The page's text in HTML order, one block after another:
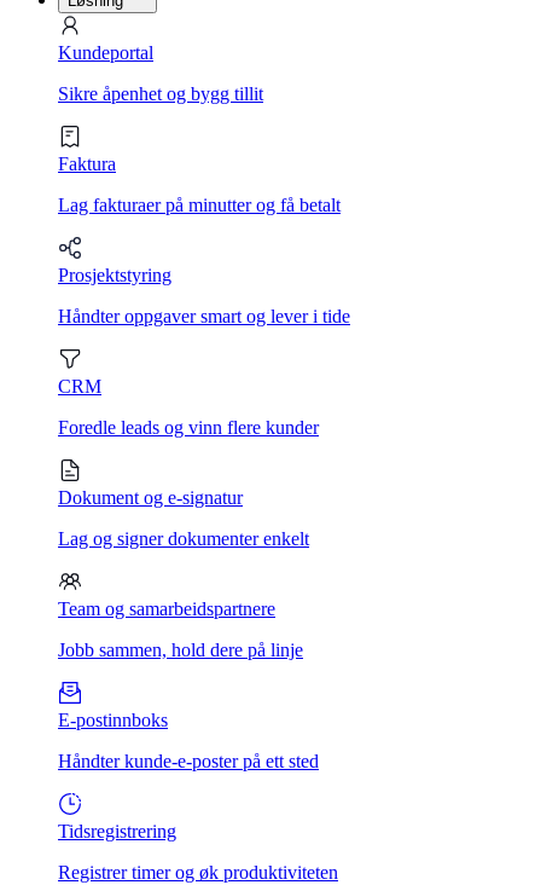
Kundeportal
Sikre åpenhet og bygg tillit
Faktura
Lag fakturaer på minutter og få betalt
Prosjektstyring
Håndter oppgaver smart og lever i tide
CRM
Foredle leads og vinn flere kunder
Dokument og e-signatur
Lag og signer dokumenter enkelt
Team og samarbeidspartnere
Jobb sammen, hold dere på linje
E-postinnboks
Håndter kunde-e-poster på ett sted
Tidsregistrering
Registrer timer og øk produktiviteten